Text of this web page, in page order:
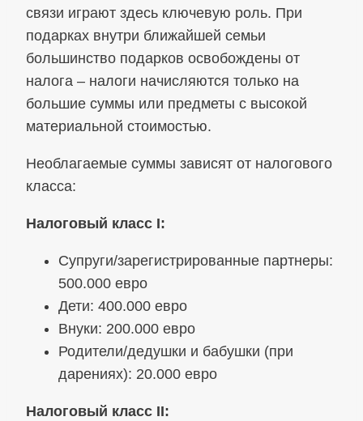
связи играют здесь ключевую роль. При
подарках внутри ближайшей семьи
большинство подарков освобождены от
налога – налоги начисляются только на
большие суммы или предметы с высокой
материальной стоимостью.
Необлагаемые суммы зависят от налогового
класса:
Налоговый класс I:
Супруги/зарегистрированные партнеры:
500.000 евро
Дети: 400.000 евро
Внуки: 200.000 евро
Родители/дедушки и бабушки (при
дарениях): 20.000 евро
Налоговый класс II: